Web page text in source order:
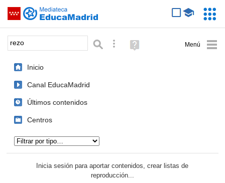
Saltar navegación
Palabra o frase: Búsqueda avanzada
Ayuda
(en
Inicio
Canal EducaMadrid
Últimos contenidos
Centros
Inicia sesión para aportar contenidos, crear listas de
reproducción...